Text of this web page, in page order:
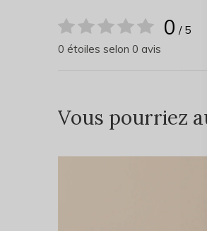
0 / 5
0 étoiles selon 0 avis
Vous pourriez